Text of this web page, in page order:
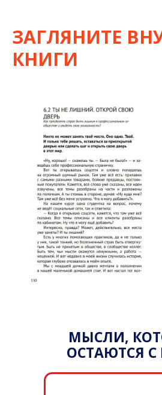
ЗАГЛЯНИТЕ
КНИГИ
МЫСЛИ,
ОСТАЮТСЯ